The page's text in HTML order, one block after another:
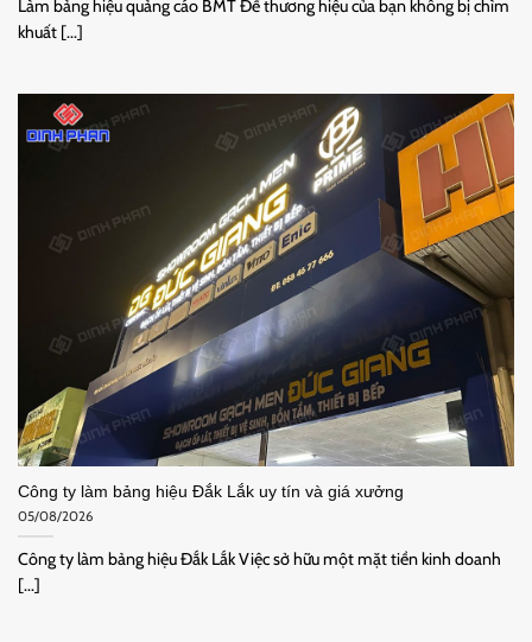
Làm bảng hiệu quảng cáo BMT Để thương hiệu của bạn không bị chìm
khuất [...]
Công ty làm bảng hiệu Đắk Lắk uy tín và giá xưởng
05/08/2026
Công ty làm bảng hiệu Đắk Lắk Việc sở hữu một mặt tiền kinh doanh
[...]